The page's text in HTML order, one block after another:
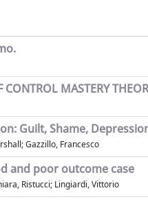
MASTERY
Guilt, Shame,
Gazzillo, Francesco
and poor outcome case
Ristucci; Lingiardi, Vittorio